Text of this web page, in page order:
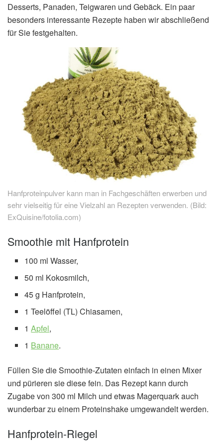
Desserts, Panaden, Teigwaren und Gebäck. Ein paar
besonders interessante Rezepte haben wir abschließend
für Sie festgehalten.
Hanfproteinpulver kann man in Fachgeschäften erwerben und
sehr vielseitig für eine Vielzahl an Rezepten verwenden. (Bild:
ExQuisine/fotolia.com)
Smoothie mit Hanfprotein
100 ml Wasser,
50 ml Kokosmilch,
45 g Hanfprotein,
1 Teelöffel (TL) Chiasamen,
1Apfel,
1 Banane.
Füllen Sie die Smoothie-Zutaten einfach in einen Mixer
und pürieren sie diese fein. Das Rezept kann durch
Zugabe von 300 ml Milch und etwas Magerquark auch
wunderbar zu einem Proteinshake umgewandelt werden.
Hanfprotein-Riegel